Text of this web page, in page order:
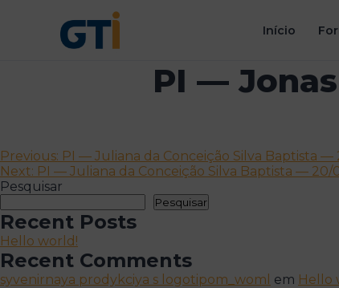
Início
PI —
Navegação
de
artigos
Previous: PI — Juliana da Conceição Silva Baptista —
Next: PI — Juliana da Conceição Silva Baptista — 20/
Pesquisar
Pesquisar
Recent Posts
Hello world!
Recent Comments
syvenirnaya prodykciya s logotipom_woml em Hello